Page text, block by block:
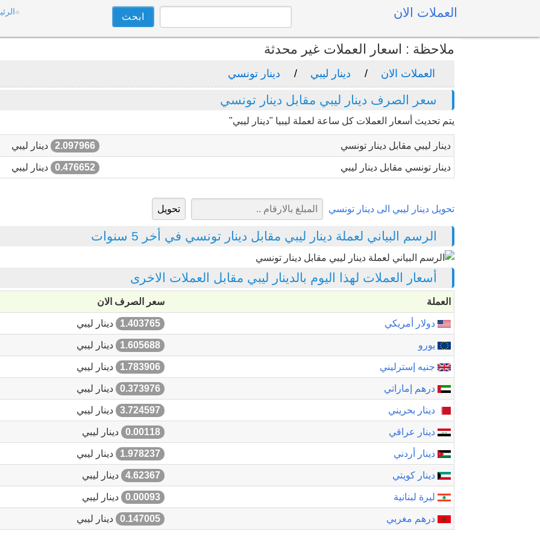
العملات الان
ملاحظة : اسعار العملات غير محدثة
العملات الان دينار ليبي دينار تونسي
سعر الصرف دينار ليبي مقابل دينار تونسي
يتم تحديث أسعار العملات كل ساعة لعملة ليبيا "دينار ليبي"
دينار ليبي مقابل دينار تونسي 2.097966 دينار ليبي
دينار تونسي مقابل دينار ليبي 0.476652 دينار ليبي
تحويل دينار ليبي الى دينار تونسي
الرسم البياني لعملة دينار ليبي مقابل دينار تونسي في أخر 5 سنوات
أسعار العملات لهذا اليوم بالدينار ليبي مقابل العملات الاخرى
العملة سعر الصرف الان
دولار أمريكي 1.403765 دينار ليبي
يورو 1.605688 دينار ليبي
جنيه إسترليني 1.783906 دينار ليبي
درهم إماراتي 0.373976 دينار ليبي
دينار بحريني 3.724597 دينار ليبي
دينار عراقي 0.00118 دينار ليبي
دينار أردني 1.978237 دينار ليبي
دينار كويتي 4.62367 دينار ليبي
ليرة لبنانية 0.00093 دينار ليبي
درهم مغربي 0.147005 دينار ليبي